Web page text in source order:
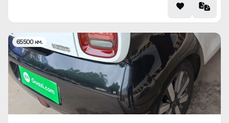
65500 км.